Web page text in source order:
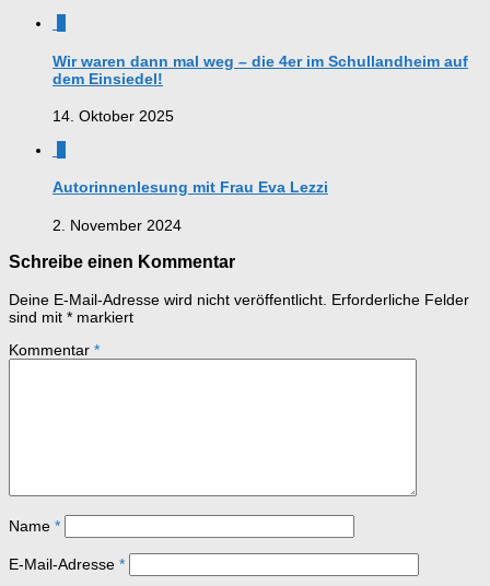
Wir waren dann mal weg – die 4er im Schullandheim auf
dem Einsiedel!
14. Oktober 2025
Autorinnenlesung mit Frau Eva Lezzi
2. November 2024
Schreibe einen Kommentar
Deine E-Mail-Adresse wird nicht veröffentlicht. Erforderliche Felder
sind mit * markiert
Kommentar *
Name *
E-Mail-Adresse *